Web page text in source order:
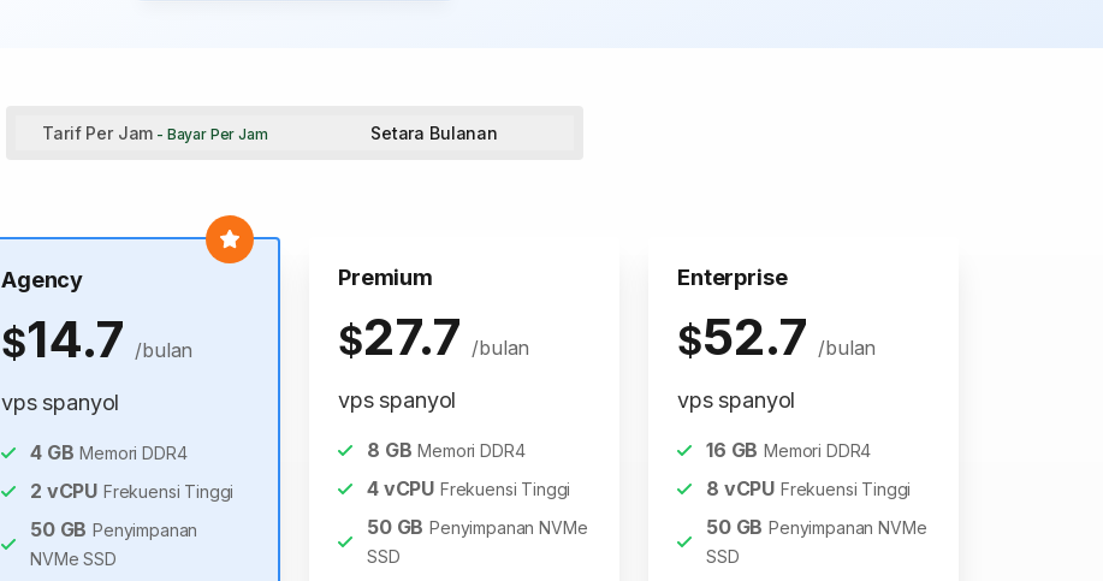
Tarif Per Jam - Bayar Per Jam Setara Bulanan
Agency
$14.7 /bulan
vps spanyol
4GB Memori DDR4
2 vCPU Frekuensi Tinggi
50GB Penyimpanan
NVMe SSD
Premium
$27.7 /bulan
vps spanyol
8 GB Memori DDR4
4vCPU Frekuensi Tinggi
50GB Penyimpanan NVMe
SSD
Enterprise
$52.7 /bulan
vps spanyol
16 GB Memori DDR4
8 vCPU Frekuensi Tinggi
50GB Penyimpanan NVMe
SSD